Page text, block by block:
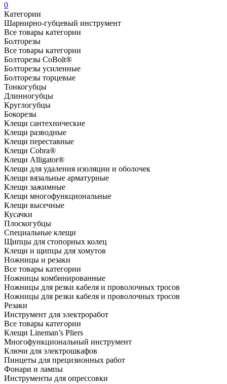
0
Категории
Шарнирно-губцевый инструмент
Все товары категории
Болторезы
Все товары категории
Болторезы CoBolt®
Болторезы усиленные
Болторезы торцевые
Тонкогубцы
Длинногубцы
Круглогубцы
Бокорезы
Клещи сантехнические
Клещи разводные
Клещи переставные
Клещи Cobra®
Клещи Alligator®
Клещи для удаления изоляции и оболочек
Клещи вязальные арматурные
Клещи зажимные
Клещи многофункциональные
Клещи высечные
Кусачки
Плоскогубцы
Специальные клещи
Щипцы для стопорных колец
Клещи и щипцы для хомутов
Ножницы и резаки
Все товары категории
Ножницы комбинированные
Ножницы для резки кабеля и проволочных тросов
Ножницы для резки кабеля и проволочных тросов
Резаки
Инструмент для электроработ
Все товары категории
Клещи Lineman’s Pliers
Многофункциональный инструмент
Ключи для электрошкафов
Пинцеты для прецизионных работ
Фонари и лампы
Инструменты для опрессовки